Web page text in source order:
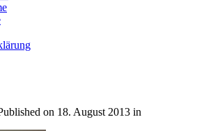
on 18. August 2013 in